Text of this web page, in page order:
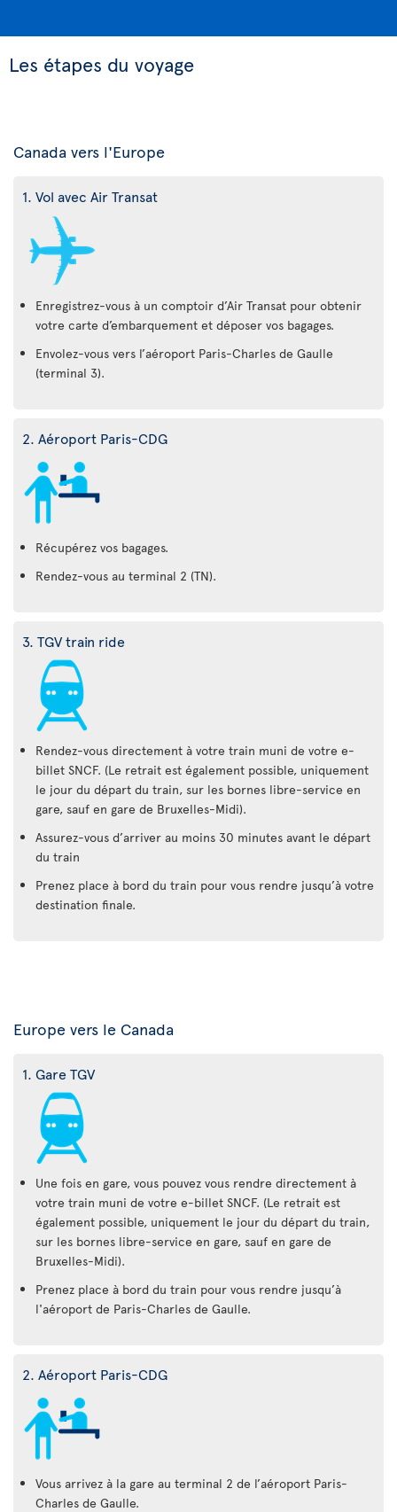
Les étapes du voyage
Canada vers l'Europe
1. Vol avec Air Transat
Enregistrez-vous à un comptoir d’Air Transat pour obtenir
votre carte d’embarquement et déposer vos bagages.
Envolez-vous vers l’aéroport Paris-Charles de Gaulle
(terminal 3).
2. Aéroport Paris-CDG
Récupérez vos bagages.
Rendez-vous au terminal 2 (TN).
3. TGV train ride
Rendez-vous directement à votre train muni de votre e-
billet SNCF. (Le retrait est également possible, uniquement
le jour du départ du train, sur les bornes libre-service en
gare, sauf en gare de Bruxelles-Midi).
Assurez-vous d’arriver au moins 30 minutes avant le départ
du train
Prenez place à bord du train pour vous rendre jusqu’à votre
destination finale.
Europe vers le Canada
1. Gare TGV
Une fois en gare, vous pouvez vous rendre directement à
votre train muni de votre e-billet SNCF. (Le retrait est
également possible, uniquement le jour du départ du train,
sur les bornes libre-service en gare, sauf en gare de
Bruxelles-Midi).
Prenez place à bord du train pour vous rendre jusqu’à
l'aéroport de Paris-Charles de Gaulle.
2. Aéroport Paris-CDG
Vous arrivez à la gare au terminal 2 de l’aéroport Paris-
Charles de Gaulle.